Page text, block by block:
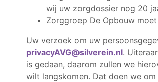
wij uw zorgdossier nog 20
Zorggroep De Opbouw
Uw verzoek om uw
privacyAVG@silverein.nl.
is gedaan, daarom zullen we
wilt langskomen. Dat doen we